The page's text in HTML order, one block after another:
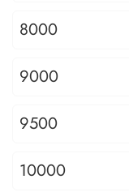
8000
9000
9500
10000